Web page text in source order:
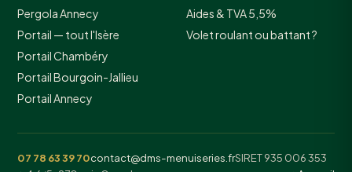
Pergola Annecy
Portail — tout l'Isère
Portail Chambéry
Portail Bourgoin-Jallieu
Portail Annecy
Aides & TVA 5,5%
Volet roulant ou battant ?
07 78 63 39 70contact@dms-menuiseries.frSIRET 935 006 353